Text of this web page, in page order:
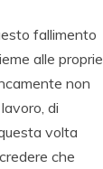
fallimento
alle proprie
non
di
volta
che